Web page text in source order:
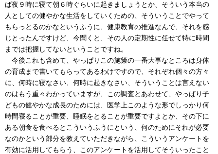
ば夜９時に寝て朝６時ぐらいに起きましょうとか、そういう本当の
人としての健やかな生活をしていくための、そういうことでやって
もらっとるのかなというふうに、健康教育の推進なんで、それを感
じとったんですけど、今聞くと、その人の定期性に任せて特に時間
までは把握してないということですね。
今後これも含めて、やっぱりこの施策の一番大事なところは身体
の育成まで書いてもらってあるわけですので、それぞれ個々の方々
に、何時に寝なさい、何時に起きなさい、そういうことは言えない
のはもう重々わかっていますが、この調査とあわせて、やっぱり子
どもの健やかな成長のためには、医学上このような形でしっかり何
時間寝ることが重要、睡眠をとることが重要ですよとか、その下に
ある朝食を食べるとこういうふうにという、何のためにそれが必要
なのかという部分を教えていただきながら、こういうアンケートを
有効に活用してもらう、このアンケートを活用してそういったこと